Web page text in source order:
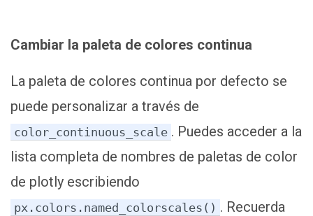
Cambiar la paleta de colores continua
La paleta de colores continua por defecto se
puede personalizar a través de
color_continuous_scale . Puedes acceder a la
lista completa de nombres de paletas de color
de plotly escribiendo
px.colors.named_colorscales() . Recuerda